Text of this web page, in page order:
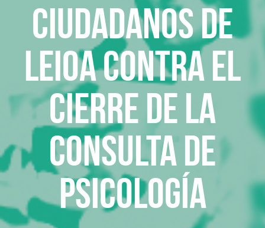
Ciudadanos de
Leioa contra el
cierre de la
consulta de
Psicología